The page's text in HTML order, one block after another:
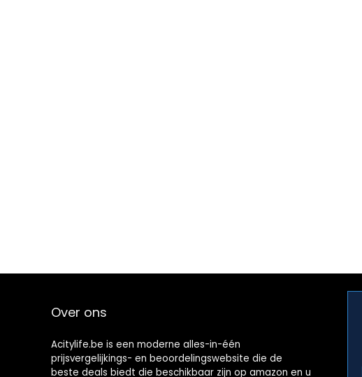
Over ons
Acitylife.be is een moderne alles-in-één
prijsvergelijkings- en beoordelingswebsite die de
beste deals biedt die beschikbaar zijn op amazon en u